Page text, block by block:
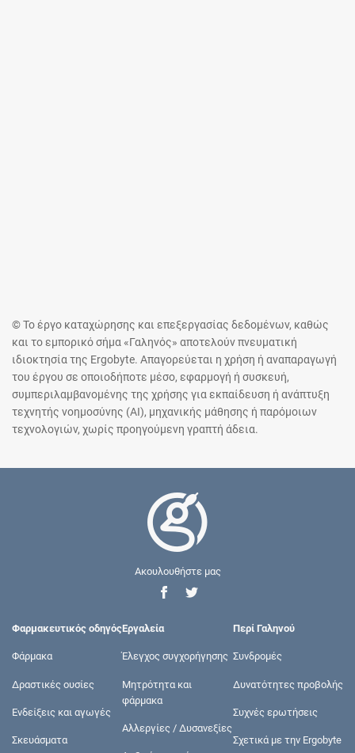
© Το έργο καταχώρησης και επεξεργασίας δεδομένων, καθώς
και το εμπορικό σήμα «Γαληνός» αποτελούν πνευματική
ιδιοκτησία της Ergobyte. Απαγορεύεται η χρήση ή αναπαραγωγή
του έργου σε οποιοδήποτε μέσο, εφαρμογή ή συσκευή,
συμπεριλαμβανομένης της χρήσης για εκπαίδευση ή ανάπτυξη
τεχνητής νοημοσύνης (AI), μηχανικής μάθησης ή παρόμοιων
τεχνολογιών, χωρίς προηγούμενη γραπτή άδεια.
Ακουλουθήστε μας
Φαρμακευτικός οδηγός
Φάρμακα
Δραστικές ουσίες
Ενδείξεις και αγωγές
Σκευάσματα
Εργαλεία
Έλεγχος συγχορήγησης
Μητρότητα και
φάρμακα
Αλλεργίες / Δυσανεξίες
Περί Γαληνού
Συνδρομές
Δυνατότητες προβολής
Συχνές ερωτήσεις
Σχετικά με την Ergobyte